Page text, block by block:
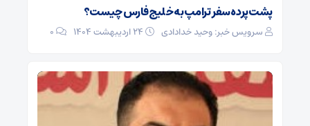
پشت‌پرده سفر ترامپ به خلیج فارس چیست؟
سرویس خبر: وحید خدادادی 0